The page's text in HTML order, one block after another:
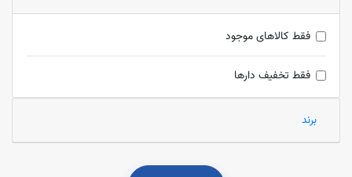
فقط کالاهای موجود
فقط تخفیف دارها
برند